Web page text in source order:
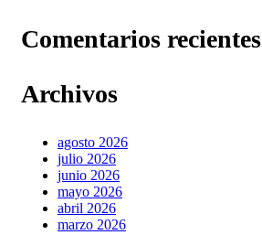
Comentarios recientes
Archivos
agosto 2026
julio 2026
junio 2026
mayo 2026
abril 2026
marzo 2026